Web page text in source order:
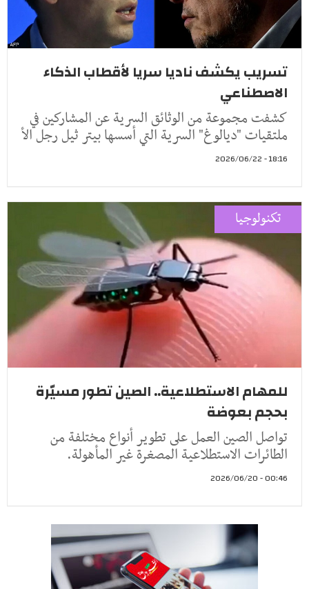
تسريب يكشف ناديا سريا لأقطاب الذكاء
الاصطناعي
كشفت مجموعة من الوثائق السرية عن المشاركين في
ملتقيات "ديالوغ" السرية التي أسسها بيتر ثيل رجل الأ
18:16 - 2026/06/22
تكنولوجيا
للمهام الاستطلاعية.. الصين تطور مسيّرة
بحجم بعوضة
تواصل الصين العمل على تطوير أنواع مختلفة من
الطائرات الاستطلاعية المصغرة غير المأهولة.
00:46 - 2026/06/20